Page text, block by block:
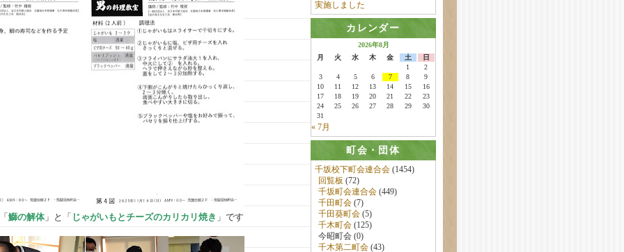
実施しました
カレンダー
2026年8月
月
火 水 木 金 土
日
1
2
3
4 5 6 7 8
9
10
11 12 13 14 15
16
17
18 19 20 21 22
23
24
25 26 27 28 29
30
31
« 7月
町会・団体
千坂校下町会連合会(1454)
回覧板 (72)
千坂町会連合会(449)
千田町会(7)
千田葵町会(5)
千木町会(125)
今昭町会 (0)
千木第二町会(43)
鰤の解体」と「 じゃがいもとチーズのカリカリ焼き 」です